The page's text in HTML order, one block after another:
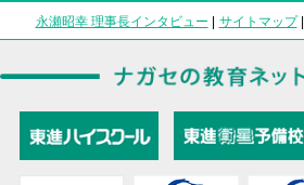
永瀬昭幸 理事長インタビュー | サイトマップ|